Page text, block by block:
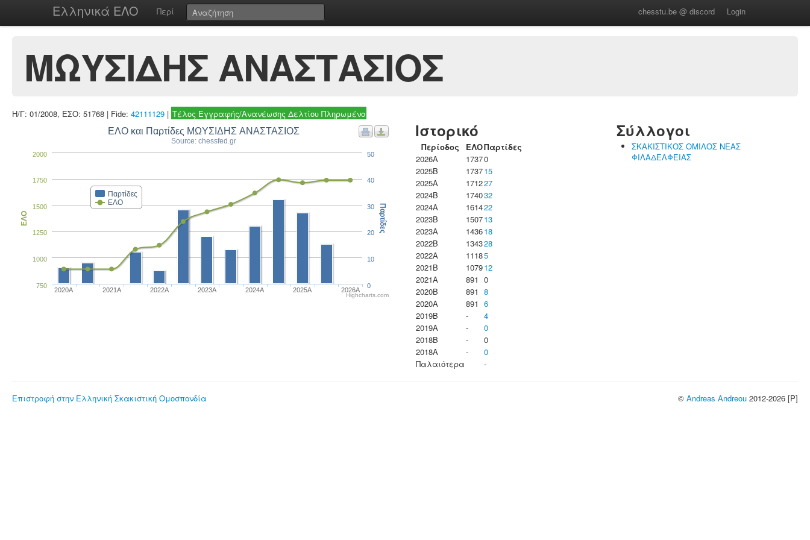
Ελληνικά ΕΛΟ Περί chesstu.be @ discord Login
ΜΩΥΣΙΔΗΣ ΑΝΑΣΤΑΣΙΟΣ
Η/Γ: 01/2008, ΕΣΟ: 51768 | Fide: 42111129 | Τέλος Εγγραφής/Ανανέωσης Δελτίου Πληρωμένο
ΕΛΟ και Παρτίδες ΜΩΥΣΙΔΗΣ ΑΝΑΣΤΑΣΙΟΣ
Source: chessfed.gr
Παρτίδες
ΕΛΟ
2020A 2021A 2022A 2023Α 2024A 2025A 2026A
750
1000
1250
1500
1750
2000
ΕΛΟ
0
10
20
30
40
50
Παρτίδες
Highcharts.com
Ιστορικό
Περίοδος ΕΛΟΠαρτίδες
2026A
17370
2025B
173715
2025A
171227
2024B
174032
2024A
161422
2023B
150713
2023Α
143618
2022B
134328
2022A
11185
2021B
107912
2021A
891 0
2020B
891 8
2020A
891 6
2019B
-
4
2019A
-
0
2018B
-
0
2018A
-
0
Παλαιότερα
-
Σύλλογοι
ΣΚΑΚΙΣΤΙΚΟΣ ΟΜΙΛΟΣ ΝΕΑΣ
ΦΙΛΑΔΕΛΦΕΙΑΣ
Επιστροφή στην Ελληνική Σκακιστική Ομοσπονδία © Andreas Andreou 2012-2026 [P]